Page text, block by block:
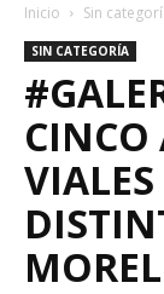
Inicio Sin
SIN CATEGORÍA
CINCO